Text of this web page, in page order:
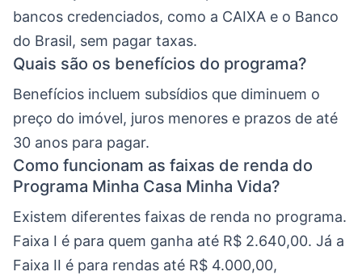
bancos credenciados, como a CAIXA e o Banco
do Brasil, sem pagar taxas.
Quais são os benefícios do programa?
Benefícios incluem subsídios que diminuem o
preço do imóvel, juros menores e prazos de até
30 anos para pagar.
Como funcionam as faixas de renda do
Programa Minha Casa Minha Vida?
Existem diferentes faixas de renda no programa.
Faixa I é para quem ganha até R$ 2.640,00. Já a
Faixa II é para rendas até R$ 4.000,00,